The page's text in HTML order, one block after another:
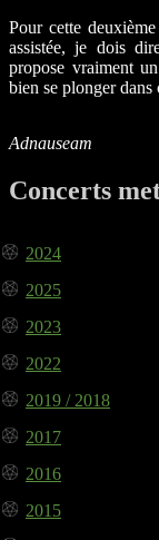
Pour cette
assistée, je dois
propose vraiment
bien se plonger
Adnauseam
Concerts
2024
2025
2023
2022
2019 / 2018
2017
2016
2015